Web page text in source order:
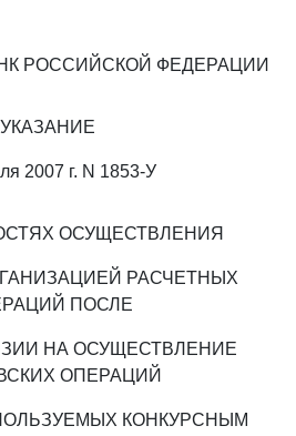
РОССИЙСКОЙ ФЕДЕРАЦИИ
УКАЗАНИЕ
2007 г. N 1853-У
ОСУЩЕСТВЛЕНИЯ
РАСЧЕТНЫХ
ПОСЛЕ
НА ОСУЩЕСТВЛЕНИЕ
ОПЕРАЦИЙ
КОНКУРСНЫМ